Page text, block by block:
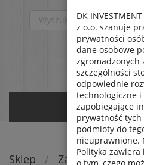
Sklep / Zabawki
DK
z o.o. szanuje
prywatności
dane osobowe
zgromadzonych
szczególności
odpowiednie
technologiczne
zapobiegające
prywatność tych
podmioty do
nieuprawnione.
Polityka